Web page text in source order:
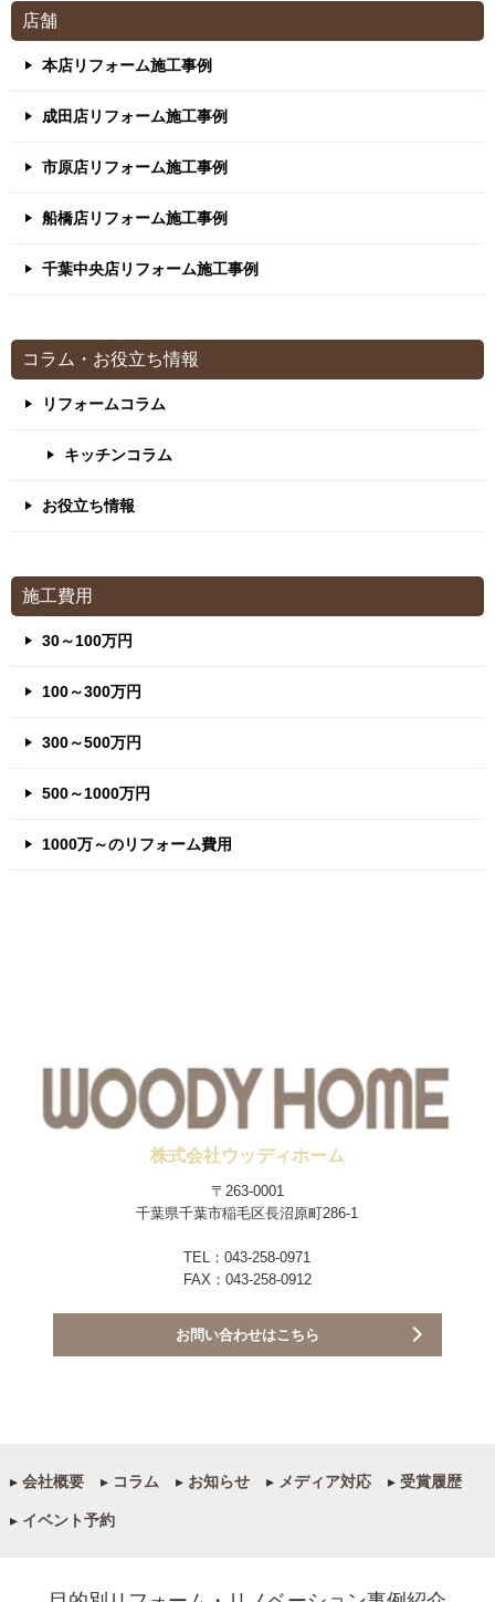
店舗
本店リフォーム施工事例
成田店リフォーム施工事例
市原店リフォーム施工事例
船橋店リフォーム施工事例
千葉中央店リフォーム施工事例
コラム・お役立ち情報
リフォームコラム
キッチンコラム
お役立ち情報
施工費用
30～100万円
100～300万円
300～500万円
500～1000万円
1000万～のリフォーム費用
株式会社ウッディホーム
〒263-0001
千葉県千葉市稲毛区長沼原町286-1
TEL：043-258-0971
FAX：043-258-0912
お問い合わせはこちら
▸会社概要 ▸コラム ▸お知らせ ▸メディア対応 ▸受賞履歴
▸イベント予約